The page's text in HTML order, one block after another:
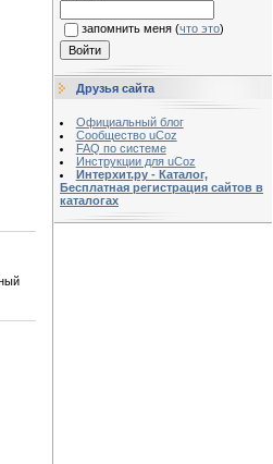
запомнить меня (что это)
Друзья сайта
Официальный блог
Сообщество uCoz
FAQ по системе
Инструкции для uCoz
Интерхит.ру - Каталог,
Бесплатная регистрация сайтов в
каталогах